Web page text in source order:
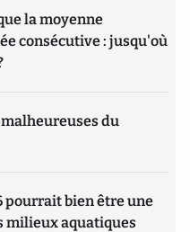
la moyenne
consécutive : jusqu'où
du
pourrait bien être une
milieux aquatiques